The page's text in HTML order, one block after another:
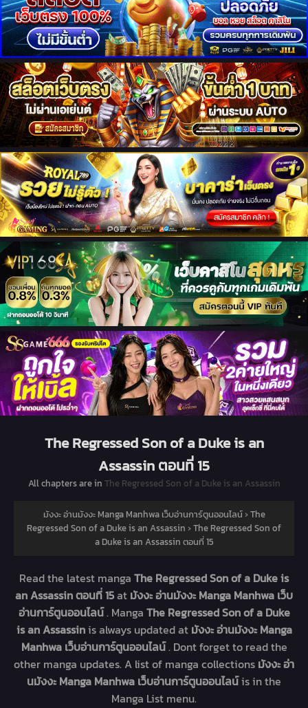
The Regressed Son of a Duke is an
Assassin ตอนที่ 15
All chapters are in The Regressed Son of a Duke is an Assassin
มังงะ อ่านมังงะ Manga Manhwa เว็บอ่านการ์ตูนออนไลน์›The
Regressed Son of a Duke is an Assassin ›The Regressed Son of
a Duke is an Assassin ตอนที่ 15
Read the latest manga The Regressed Son of a Duke is
an Assassin ตอนที่ 15at มังงะ อ่านมังงะ Manga Manhwa เว็บ
อ่านการ์ตูนออนไลน์. Manga The Regressed Son of a Duke
is an Assassinis always updated at มังงะ อ่านมังงะ Manga
Manhwa เว็บอ่านการ์ตูนออนไลน์. Dont forget to read the
other manga updates. A list of manga collections มังงะ อ่า
นมังงะ Manga Manhwa เว็บอ่านการ์ตูนออนไลน์is in the
Manga List menu.